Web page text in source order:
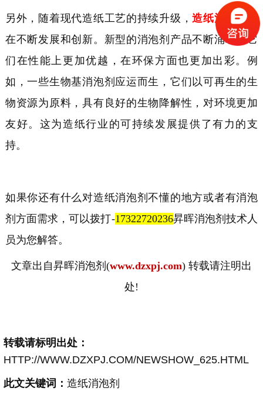
另外，随着现代造纸工艺的持续升级，造纸消泡剂 也
在不断发展和创新。新型的消泡剂产品不断涌现，它
们在性能上更加优越，在环保方面也更加出彩。例
如，一些生物基消泡剂应运而生，它们以可再生的生
物资源为原料，具有良好的生物降解性，对环境更加
友好。这为造纸行业的可持续发展提供了有力的支
持。
如果你还有什么对造纸消泡剂不懂的地方或者有消泡
剂方面需求，可以拨打-17322720236昇晖消泡剂技术人
员为您解答。
文章出自昇晖消泡剂 (www.dzxpj.com) 转载请注明出
处!
转载请标明出处：
HTTP://WWW.DZXPJ.COM/NEWSHOW_625.HTML
此文关键词： 造纸消泡剂